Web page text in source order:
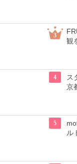
3
観
4
ス
京
5
ル